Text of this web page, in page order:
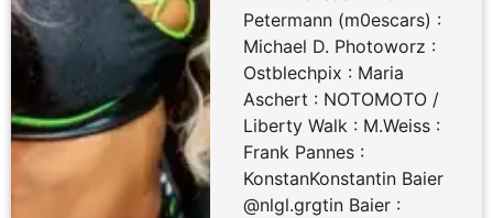
Petermann (m0escars) :
Michael D. Photoworz :
Ostblechpix : Maria
Aschert : NOTOMOTO /
Liberty Walk : M.Weiss :
Frank Pannes :
KonstanKonstantin Baier
@nlgl.grgtin Baier :